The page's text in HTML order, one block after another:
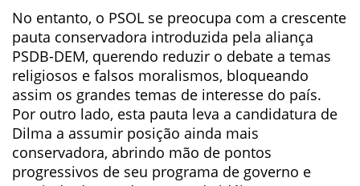
No entanto, o PSOL se preocupa com a crescente
pauta conservadora introduzida pela aliança
PSDB-DEM, querendo reduzir o debate a temas
religiosos e falsos moralismos, bloqueando
assim os grandes temas de interesse do país.
Por outro lado, esta pauta leva a candidatura de
Dilma a assumir posição ainda mais
conservadora, abrindo mão de pontos
progressivos de seu programa de governo e